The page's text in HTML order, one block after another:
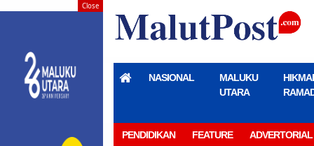
NASIONAL
MALUKU
UTARA
PENDIDIKAN FEATURE ADVERTORIAL
Close